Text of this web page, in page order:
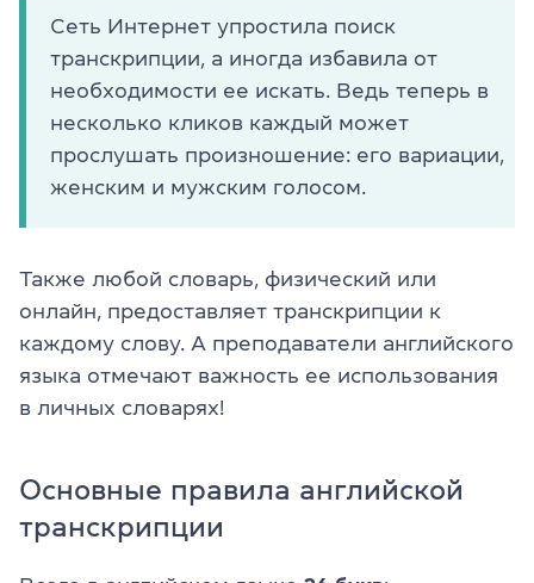
Сеть Интернет упростила поиск
транскрипции, а иногда избавила от
необходимости ее искать. Ведь теперь в
несколько кликов каждый может
прослушать произношение: его вариации,
женским и мужским голосом.
Также любой словарь, физический или
онлайн, предоставляет транскрипции к
каждому слову. А преподаватели английского
языка отмечают важность ее использования
в личных словарях!
Основные правила английской
транскрипции